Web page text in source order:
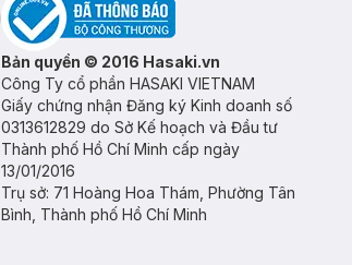
Bản quyền © 2016 Hasaki.vn
Công Ty cổ phần HASAKI VIETNAM
Giấy chứng nhận Đăng ký Kinh doanh số
0313612829 do Sở Kế hoạch và Đầu tư
Thành phố Hồ Chí Minh cấp ngày
13/01/2016
Trụ sở: 71 Hoàng Hoa Thám, Phường Tân
Bình, Thành phố Hồ Chí Minh